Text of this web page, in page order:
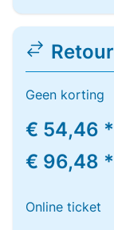
Retour
Geen korting
€ 54,46 *
€ 96,48 *
Online ticket